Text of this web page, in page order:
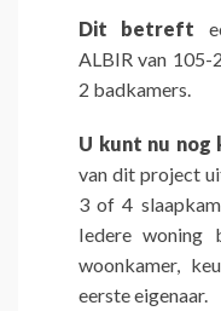
Dit betreft
ALBIR van 105-
2 badkamers.
U kunt nu nog
van dit project
3 of 4
Iedere woning
woonkamer,
eerste eigenaar.